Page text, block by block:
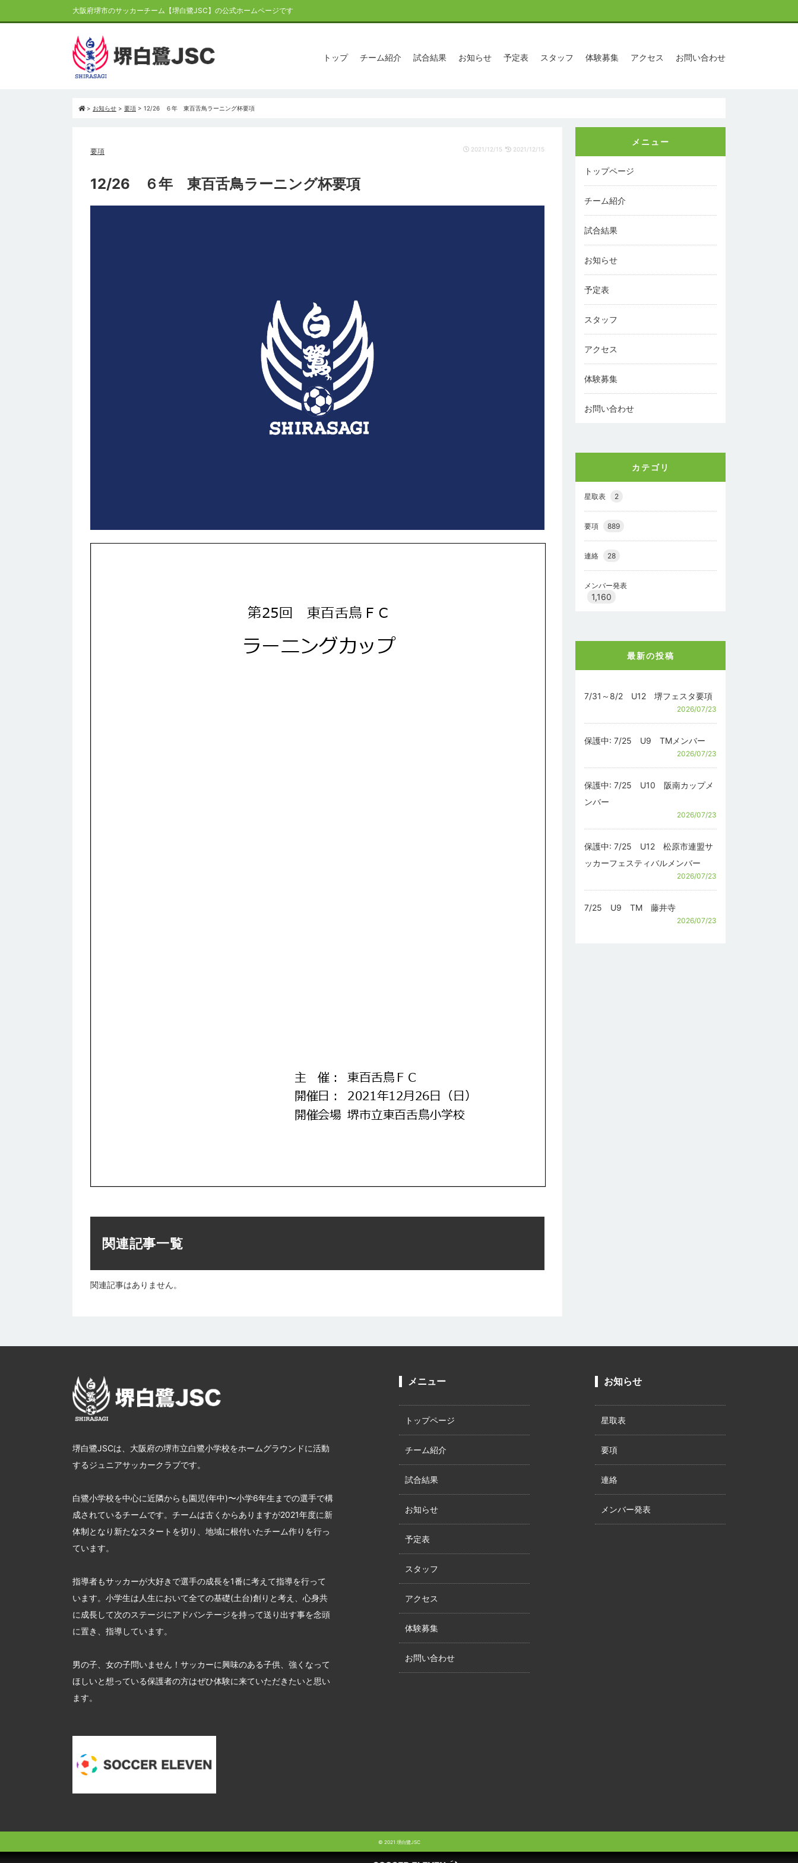
大阪府堺市のサッカーチーム【堺白鷺JSC】の公式ホームページです
トップ チーム紹介 試合結果 お知らせ 予定表 スタッフ 体験募集 アクセス お問い合わせ
> お知らせ > 要項 > 12/26 ６年 東百舌鳥ラーニング杯要項
要項 2021/12/15 2021/12/15
12/26 ６年 東百舌鳥ラーニング杯要項
関連記事一覧
関連記事はありません。
メニュー
トップページ
チーム紹介
試合結果
お知らせ
予定表
スタッフ
アクセス
体験募集
お問い合わせ
カテゴリ
星取表 2
要項 889
連絡 28
メンバー発表
1,160
最新の投稿
7/31～8/2 U12 堺フェスタ要項
2026/07/23
保護中: 7/25 U9 TMメンバー
2026/07/23
保護中: 7/25 U10 阪南カップメ
ンバー
2026/07/23
保護中: 7/25 U12 松原市連盟サ
ッカーフェスティバルメンバー
2026/07/23
7/25 U9 TM 藤井寺
2026/07/23
堺白鷺JSCは、大阪府の堺市立白鷺小学校をホームグラウンドに活動
するジュニアサッカークラブです。
白鷺小学校を中心に近隣からも園児(年中)〜小学6年生までの選手で構
成されているチームです。チームは古くからありますが2021年度に新
体制となり新たなスタートを切り、地域に根付いたチーム作りを行っ
ています。
指導者もサッカーが大好きで選手の成長を1番に考えて指導を行って
います。小学生は人生において全ての基礎(土台)創りと考え、心身共
に成長して次のステージにアドバンテージを持って送り出す事を念頭
に置き、指導しています。
男の子、女の子問いません！サッカーに興味のある子供、強くなって
ほしいと想っている保護者の方はぜひ体験に来ていただきたいと思い
ます。
メニュー
トップページ
チーム紹介
試合結果
お知らせ
予定表
スタッフ
アクセス
体験募集
お問い合わせ
お知らせ
星取表
要項
連絡
メンバー発表
© 2021 堺白鷺JSC